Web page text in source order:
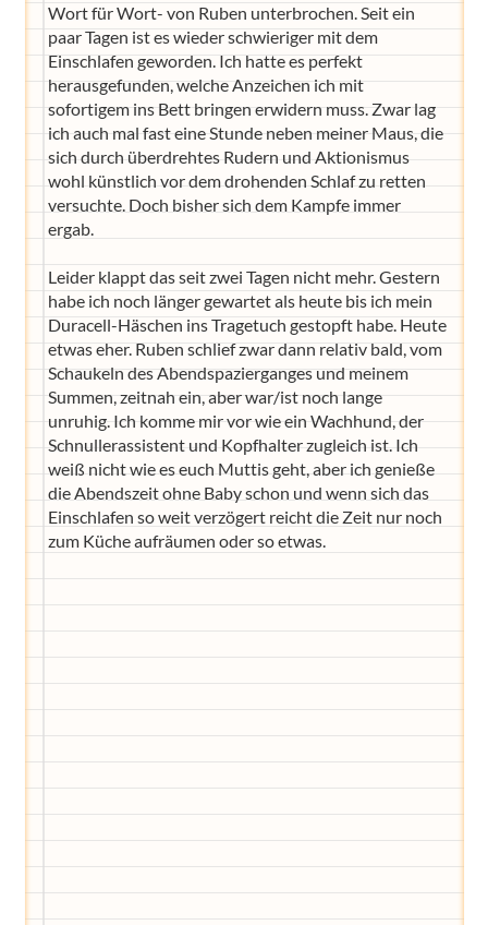
Wort für Wort- von Ruben unterbrochen. Seit ein
paar Tagen ist es wieder schwieriger mit dem
Einschlafen geworden. Ich hatte es perfekt
herausgefunden, welche Anzeichen ich mit
sofortigem ins Bett bringen erwidern muss. Zwar lag
ich auch mal fast eine Stunde neben meiner Maus, die
sich durch überdrehtes Rudern und Aktionismus
wohl künstlich vor dem drohenden Schlaf zu retten
versuchte. Doch bisher sich dem Kampfe immer
ergab.
Leider klappt das seit zwei Tagen nicht mehr. Gestern
habe ich noch länger gewartet als heute bis ich mein
Duracell-Häschen ins Tragetuch gestopft habe. Heute
etwas eher. Ruben schlief zwar dann relativ bald, vom
Schaukeln des Abendspazierganges und meinem
Summen, zeitnah ein, aber war/ist noch lange
unruhig. Ich komme mir vor wie ein Wachhund, der
Schnullerassistent und Kopfhalter zugleich ist. Ich
weiß nicht wie es euch Muttis geht, aber ich genieße
die Abendszeit ohne Baby schon und wenn sich das
Einschlafen so weit verzögert reicht die Zeit nur noch
zum Küche aufräumen oder so etwas.